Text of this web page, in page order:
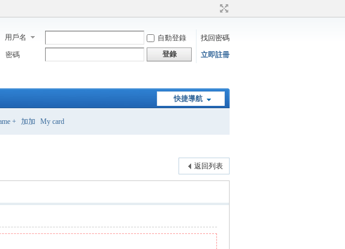
用戶名 自動登錄
找回密碼
密碼
登錄 立即註冊
快捷導航
+ 加加 My card
返回列表